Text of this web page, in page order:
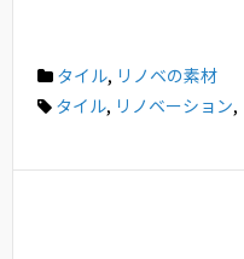
タイル, リノベの素材
タイル, リノベーション,